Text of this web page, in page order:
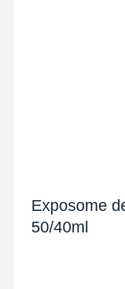
Exposome
50/40ml